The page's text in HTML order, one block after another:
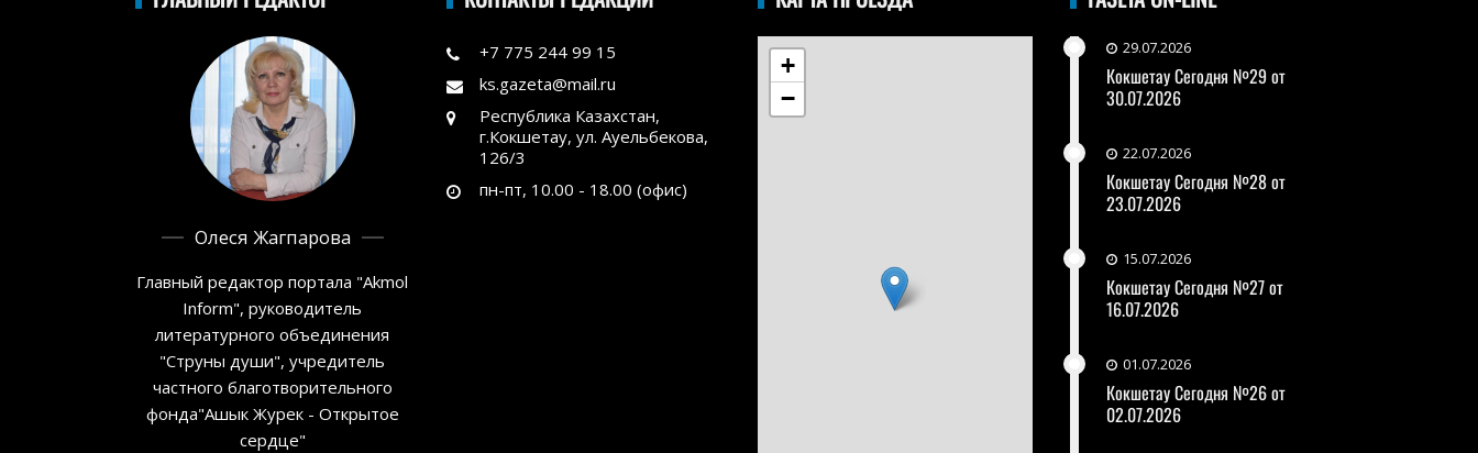
Олеся Жагпарова
Главный редактор портала "Akmol
Inform", руководитель
литературного объединения
"Струны души", учредитель
частного благотворительного
фонда"Ашык Журек - Открытое
сердце"
+7 775 244 99 15
ks.gazeta@mail.ru
Республика Казахстан,
г.Кокшетау, ул. Ауельбекова,
126/3
пн-пт, 10.00 - 18.00 (офис)
+
−
29.07.2026
Кокшетау Сегодня №29 от
30.07.2026
22.07.2026
Кокшетау Сегодня №28 от
23.07.2026
15.07.2026
Кокшетау Сегодня №27 от
16.07.2026
01.07.2026
Кокшетау Сегодня №26 от
02.07.2026